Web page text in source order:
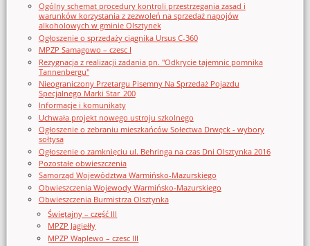
Ogólny schemat procedury kontroli przestrzegania zasad i
warunków korzystania z zezwoleń na sprzedaż napojów
alkoholowych w gminie Olsztynek
Ogłoszenie o sprzedaży ciągnika Ursus C-360
MPZP Samagowo – czesc I
Rezygnacja z realizacji zadania pn. "Odkrycie tajemnic pomnika
Tannenbergu"
Nieograniczony Przetargu Pisemny Na Sprzedaż Pojazdu
Specjalnego Marki Star_200
Informacje i komunikaty
Uchwała projekt nowego ustroju szkolnego
Ogłoszenie o zebraniu mieszkańców Sołectwa Drwęck - wybory
sołtysa
Ogłoszenie o zamknięciu ul. Behringa na czas Dni Olsztynka 2016
Pozostałe obwieszczenia
Samorząd Województwa Warmińsko-Mazurskiego
Obwieszczenia Wojewody Warmińsko-Mazurskiego
Obwieszczenia Burmistrza Olsztynka
Świętajny – część III
MPZP Jagiełły
MPZP Waplewo – czesc III